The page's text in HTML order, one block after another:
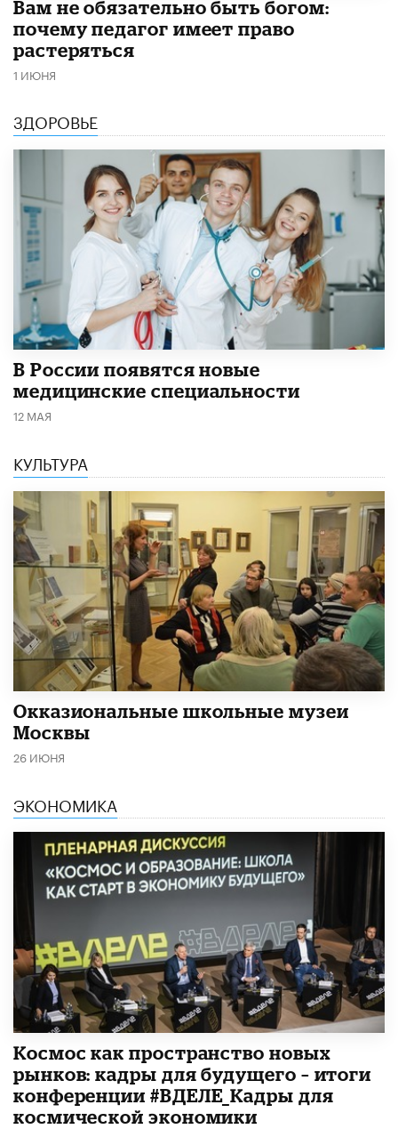
​Вам не обязательно быть богом:
почему педагог имеет право
растеряться
1 ИЮНЯ
ЗДОРОВЬЕ
В России появятся новые
медицинские специальности
12 МАЯ
КУЛЬТУРА
​Окказиональные школьные музеи
Москвы
26 ИЮНЯ
ЭКОНОМИКА
Космос как пространство новых
рынков: кадры для будущего – итоги
конференции #ВДЕЛЕ_Кадры для
космической экономики